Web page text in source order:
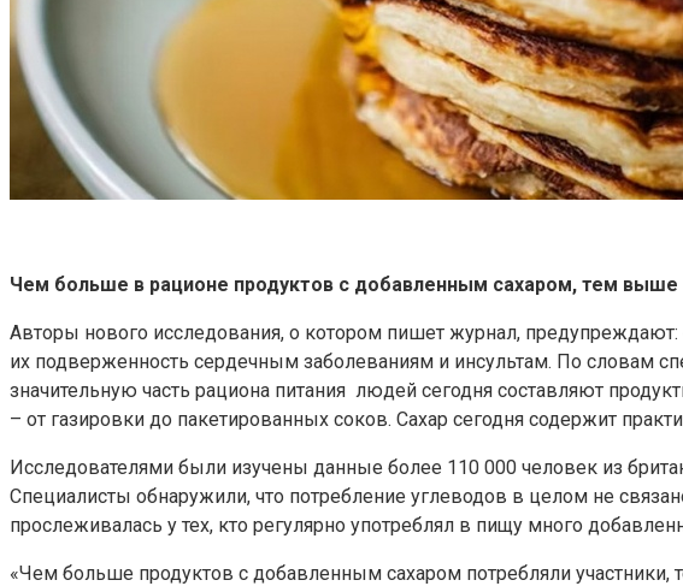
Чем больше в рационе продуктов с добавленным сахаром, тем
Авторы нового исследования, о котором пишет журнал,
их подверженность сердечным заболеваниям и инсультам. По словам
значительную часть рациона питания людей сегодня составляют
– от газировки до пакетированных соков. Сахар сегодня содержит
Исследователями были изучены данные более 110 000 человек из
Специалисты обнаружили, что потребление углеводов в целом не
прослеживалась у тех, кто регулярно употреблял в пищу много
«Чем больше продуктов с добавленным сахаром потребляли